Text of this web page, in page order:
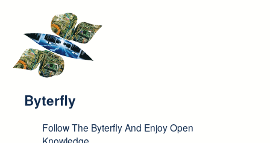
Byterfly
Follow The Byterfly And Enjoy Open